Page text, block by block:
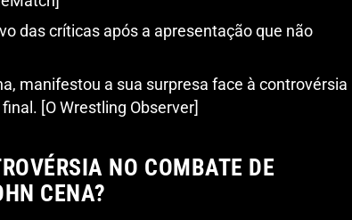
das críticas após a apresentação que não
manifestou a sua surpresa face à controvérsia
[O Wrestling Observer]
NO COMBATE DE
CENA?